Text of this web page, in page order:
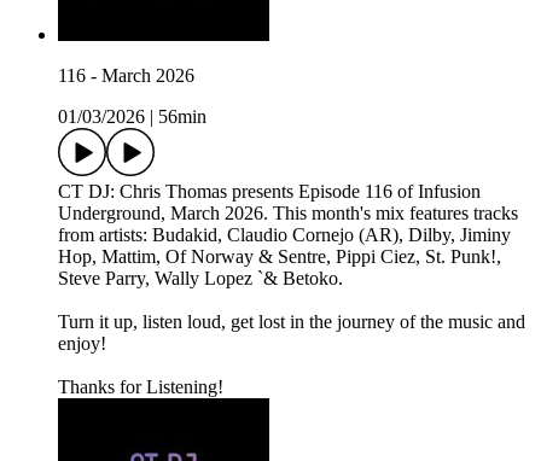
116 - March 2026
01/03/2026
56min
CT DJ: Chris Thomas presents Episode 116 of Infusion
Underground, March 2026. This month's mix features tracks
from artists: Budakid, Claudio Cornejo (AR), Dilby, Jiminy
Hop, Mattim, Of Norway & Sentre, Pippi Ciez, St. Punk!,
Steve Parry, Wally Lopez `& Betoko.
Turn it up, listen loud, get lost in the journey of the music and
enjoy!
Thanks for Listening!